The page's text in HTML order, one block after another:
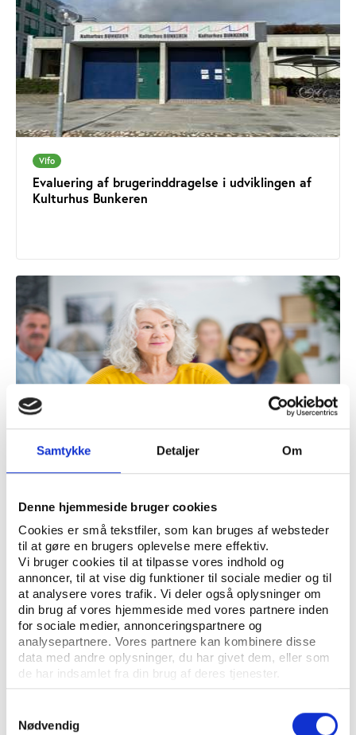
Samtykke Detaljer Om
Denne hjemmeside bruger cookies
Cookies er små tekstfiler, som kan bruges af websteder
til at gøre en brugers oplevelse mere effektiv.
Vi bruger cookies til at tilpasse vores indhold og
annoncer, til at vise dig funktioner til sociale medier og til
at analysere vores trafik. Vi deler også oplysninger om
din brug af vores hjemmeside med vores partnere inden
for sociale medier, annonceringspartnere og
analysepartnere. Vores partnere kan kombinere disse
data med andre oplysninger, du har givet dem, eller som
de har indsamlet fra din brug af deres tjenester.
Nødvendig
Vifo
Evaluering af brugerinddragelse i udviklingen af
Kulturhus Bunkeren
Vifo leder projekt, der skal afdække rammerne
for aftenskoleaktiviteter i Norden